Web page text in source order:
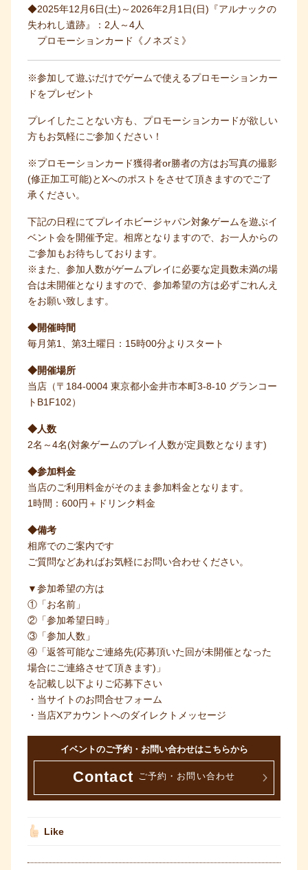
◆2025年12月6日(土)～2026年2月1日(日)『アルナックの
失われし遺跡』：2人～4人
プロモーションカード《ノネズミ》
※参加して遊ぶだけでゲームで使えるプロモーションカー
ドをプレゼント
プレイしたことない方も、プロモーションカードが欲しい
方もお気軽にご参加ください！
※プロモーションカード獲得者or勝者の方はお写真の撮影
(修正加工可能)とXへのポストをさせて頂きますのでご了
承ください。
下記の日程にてプレイホビージャパン対象ゲームを遊ぶイ
ベント会を開催予定。相席となりますので、お一人からの
ご参加もお待ちしております。
※また、参加人数がゲームプレイに必要な定員数未満の場
合は未開催となりますので、参加希望の方は必ずごれんえ
をお願い致します。
◆開催時間
毎月第1、第3土曜日：15時00分よりスタート
◆開催場所
当店（〒184-0004 東京都小金井市本町3-8-10 グランコー
トB1F102）
◆人数
2名～4名(対象ゲームのプレイ人数が定員数となります)
◆参加料金
当店のご利用料金がそのまま参加料金となります。
1時間：600円＋ドリンク料金
◆備考
相席でのご案内です
ご質問などあればお気軽にお問い合わせください。
▼参加希望の方は
①「お名前」
②「参加希望日時」
③「参加人数」
④「返答可能なご連絡先(応募頂いた回が未開催となった
場合にご連絡させて頂きます)」
を記載し以下よりご応募下さい
・当サイトのお問合せフォーム
・当店Xアカウントへのダイレクトメッセージ
イベントのご予約・お問い合わせはこちらから
Contact ご予約・お問い合わせ
Like